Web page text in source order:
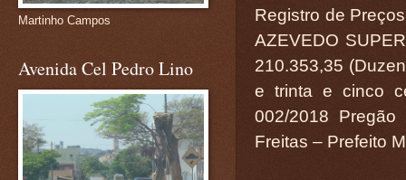
Registro de
AZEVEDO
210.353,35
e trinta e cinco
002/2018
Freitas – Prefeito
Martinho Campos
Avenida Cel Pedro Lino